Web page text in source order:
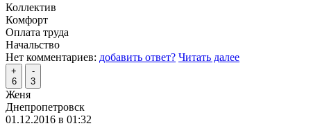
Коллектив
Комфорт
Оплата труда
Начальство
Нет комментариев: добавить ответ? Читать далее
+
6
-
3
Женя
Днепропетровск
01.12.2016 в 01:32